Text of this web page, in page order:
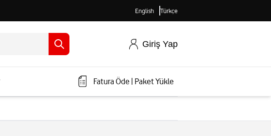
English Türkçe
Giriş Yap
Fatura Öde Paket Yükle